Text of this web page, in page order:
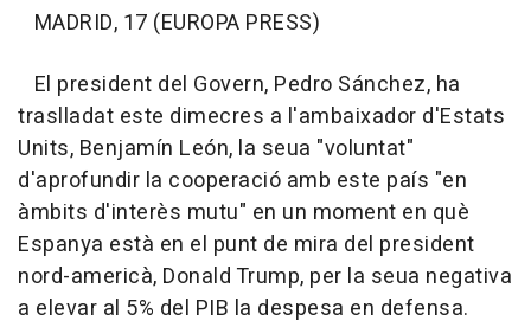
MADRID, 17 (EUROPA PRESS)
El president del Govern, Pedro Sánchez, ha
traslladat este dimecres a l'ambaixador d'Estats
Units, Benjamín León, la seua "voluntat"
d'aprofundir la cooperació amb este país "en
àmbits d'interès mutu" en un moment en què
Espanya està en el punt de mira del president
nord-americà, Donald Trump, per la seua negativa
a elevar al 5% del PIB la despesa en defensa.